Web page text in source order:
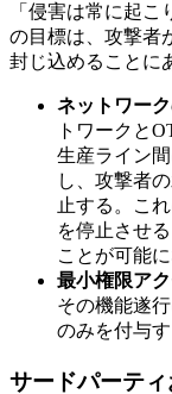
「侵害は常に起
の目標は、攻撃者
封じ込めることに
ネットワー
トワークと
生産ライン
し、攻撃者
止する。こ
を停止させ
ことが可能に
最小権限ア
その機能遂
のみを付与す
サードパーテ